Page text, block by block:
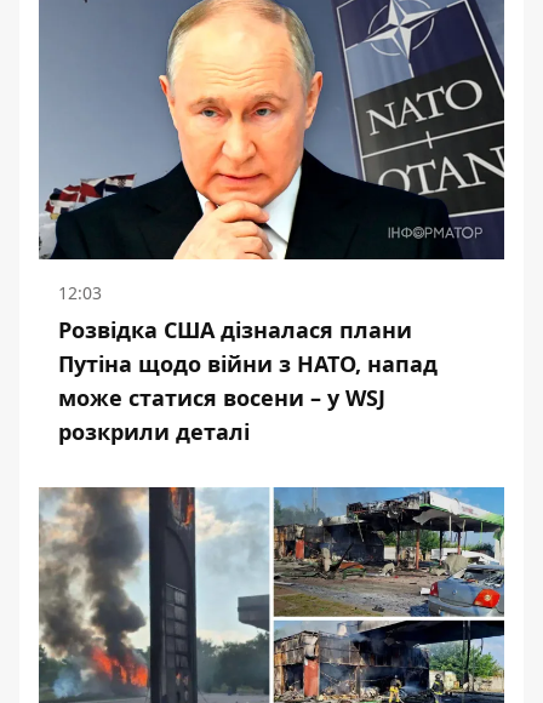
12:03
Розвідка США дізналася плани
Путіна щодо війни з НАТО, напад
може статися восени – у WSJ
розкрили деталі